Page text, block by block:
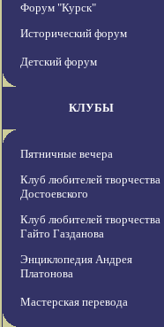
Форум "Курск"
Исторический форум
Детский форум
КЛУБЫ
Пятничные вечера
Клуб любителей творчества
Достоевского
Клуб любителей творчества
Гайто Газданова
Энциклопедия Андрея
Платонова
Мастерская перевода